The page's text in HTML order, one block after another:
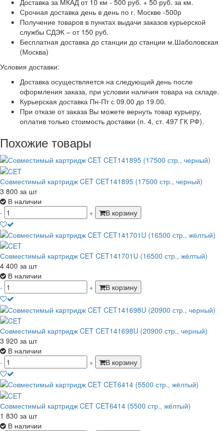
Срочная доставка день в день по г. Москве -500р
Получение товаров в пунктах выдачи заказов курьерской
службы СДЭК – от 150 руб.
Бесплатная доставка до станции до станции м.Шаболовская
(Москва)
Условия доставки:
Доставка осуществляется на следующий день после
оформления заказа, при условии наличия товара на складе.
Курьерская доставка Пн-Пт с 09.00 до 19.00.
При отказе от заказа Вы можете вернуть товар курьеру,
оплатив только стоимость доставки (п. 4, ст. 497 ГК РФ).
Похожие товары
Совместимый картридж CET CET141895 (17500 стр., черный)
3 800 за шт
В наличии
-
+ В корзину
Совместимый картридж CET CET141701U (16500 стр., жёлтый)
4 400 за шт
В наличии
-
+ В корзину
Совместимый картридж CET CET141698U (20900 стр., черный)
3 920 за шт
В наличии
-
+ В корзину
Совместимый картридж CET CET6414 (5500 стр., жёлтый)
1 830 за шт
В наличии